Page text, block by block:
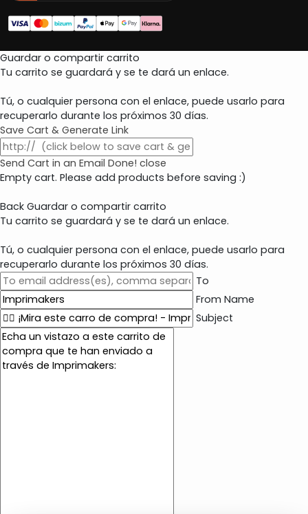
Guardar o compartir carrito
Tu carrito se guardará y se te dará un enlace.
Tú, o cualquier persona con el enlace, puede usarlo para
recuperarlo durante los próximos 30 días.
Save Cart & Generate Link
Send Cart in an Email Done! close
Empty cart. Please add products before saving :)
Back Guardar o compartir carrito
Tu carrito se guardará y se te dará un enlace.
Tú, o cualquier persona con el enlace, puede usarlo para
recuperarlo durante los próximos 30 días.
To
From Name
Subject
E
m
a